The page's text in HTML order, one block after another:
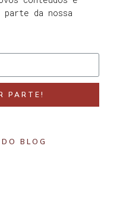
da nossa
PARTE!
BLOG